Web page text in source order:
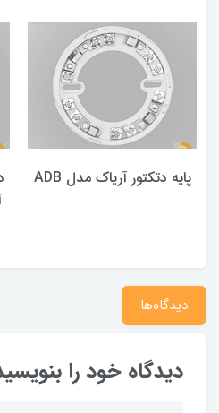
پایه دتکتور آریاک مدل ADB
دیدگاه‌ها
دیدگاه خود را